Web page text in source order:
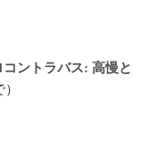
ントラバス: 高慢と